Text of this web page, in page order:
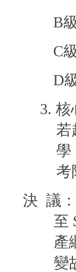
B
C
D
3. 核
若
學
考
決 議
至
產
變